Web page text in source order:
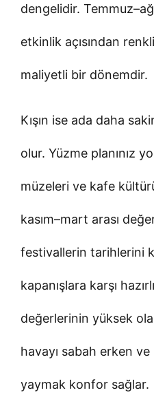
dengelidir.
etkinlik açısından
maliyetli bir dönemdir.
Kışın ise ada daha
olur. Yüzme planınız
müzeleri ve kafe
kasım–mart arası
festivallerin tarihlerini
kapanışlara karşı
değerlerinin yüksek
havayı sabah erken
yaymak konfor sağlar.